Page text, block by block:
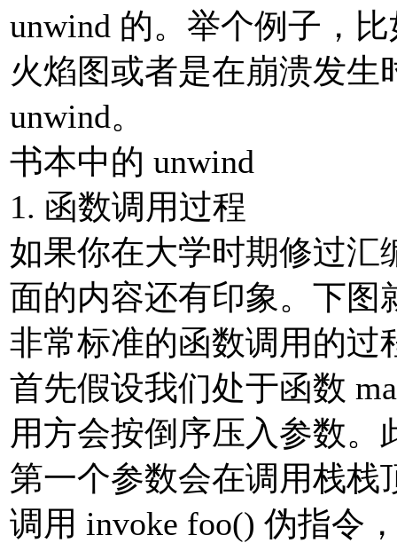
unwind 的。举个例子，
火焰图或者是在崩溃发生
unwind。
书本中的 unwind
1. 函数调用过程
如果你在大学时期修过汇
面的内容还有印象。下图
非常标准的函数调用的过
首先假设我们处于函数
用方会按倒序压入参数。
第一个参数会在调用栈栈
调用 invoke foo() 伪指令